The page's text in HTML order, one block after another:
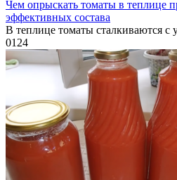
Чем опрыскать томаты в теплице
эффективных состава
В теплице томаты сталкиваются
0124